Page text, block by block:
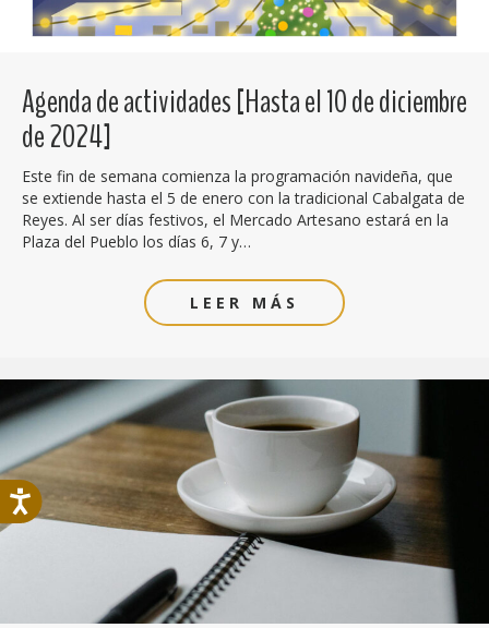
Agenda de actividades [Hasta el 10 de diciembre
de 2024]
Este fin de semana comienza la programación navideña, que
se extiende hasta el 5 de enero con la tradicional Cabalgata de
Reyes. Al ser días festivos, el Mercado Artesano estará en la
Plaza del Pueblo los días 6, 7 y…
LEER MÁS